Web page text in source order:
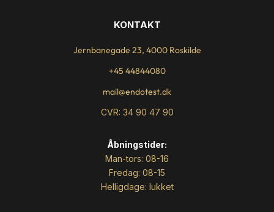
KONTAKT
Jernbanegade 23, 4000 Roskilde
+45 44844080
mail@endotest.dk
CVR: 34 90 47 90
Åbningstider:
Man-tors: 08-16
Fredag: 08-15
Helligdage: lukket